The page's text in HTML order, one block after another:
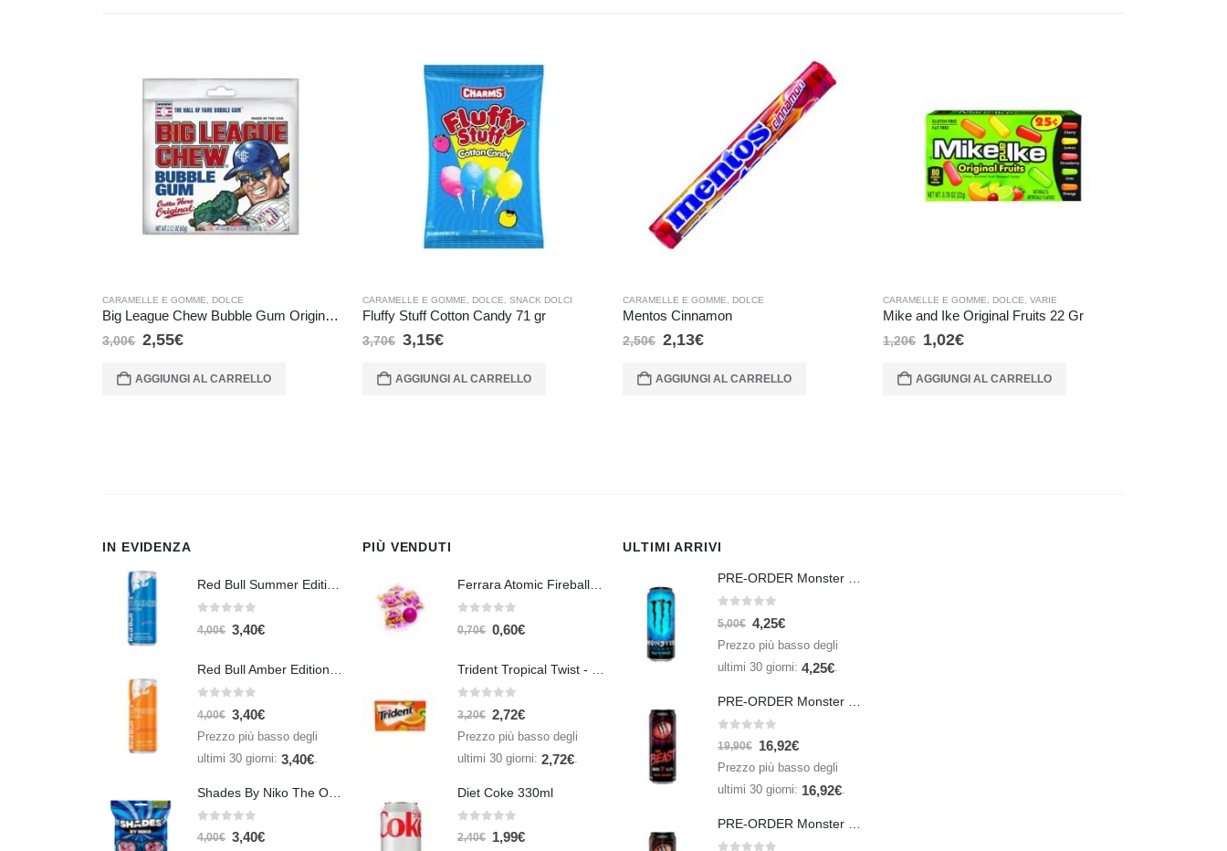
CARAMELLE E GOMME, DOLCE
Big League Chew Bubble Gum Original – 60 gr
3,00€ 2,55€
AGGIUNGI AL CARRELLO
CARAMELLE E GOMME, DOLCE, SNACK DOLCI
Fluffy Stuff Cotton Candy 71 gr
3,70€ 3,15€
AGGIUNGI AL CARRELLO
CARAMELLE E GOMME, DOLCE
Mentos Cinnamon
2,50€ 2,13€
AGGIUNGI AL CARRELLO
CARAMELLE E GOMME, DOLCE, VARIE
Mike and Ike Original Fruits 22 Gr
1,20€ 1,02€
AGGIUNGI AL CARRELLO
IN EVIDENZA
Red Bull Summer Edition Juneberry 250 ml
4,00€ 3,40€
Red Bull Amber Edition Apricot Strawberry 250ml – Energy Drink Albicocca e Fragola
4,00€ 3,40€
Prezzo più basso degli
ultimi 30 giorni: 3,40€
4,00€ 3,40€
PIÙ VENDUTI
Ferrara Atomic Fireballs Cinnamon 1 Piece - 5 gr
0,70€ 0,60€
Trident Tropical Twist - 26,6 gr
3,20€ 2,72€
Prezzo più basso degli
ultimi 30 giorni: 2,72€
Diet Coke 330ml
2,40€ 1,99€
ULTIMI ARRIVI
PRE-ORDER Monster Energy Nitro Blue Flash PL 500 ml IN ARRIVO IL 21 SETTEMBRE
5,00€ 4,25€
Prezzo più basso degli
ultimi 30 giorni: 4,25€
19,90€ 16,92€
Prezzo più basso degli
ultimi 30 giorni: 16,92€